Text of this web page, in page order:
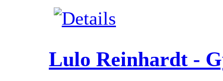
Lulo Reinhardt -